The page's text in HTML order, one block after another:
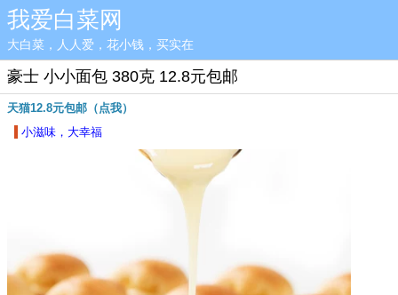
我爱白菜网
大白菜，人人爱，花小钱，买实在
豪士 小小面包 380克 12.8元包邮
天猫12.8元包邮（点我）
小滋味，大幸福